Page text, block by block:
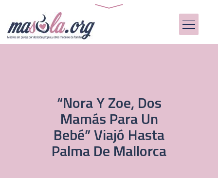
“Nora Y Zoe, Dos
Mamás Para Un
Bebé” Viajó Hasta
Palma De Mallorca